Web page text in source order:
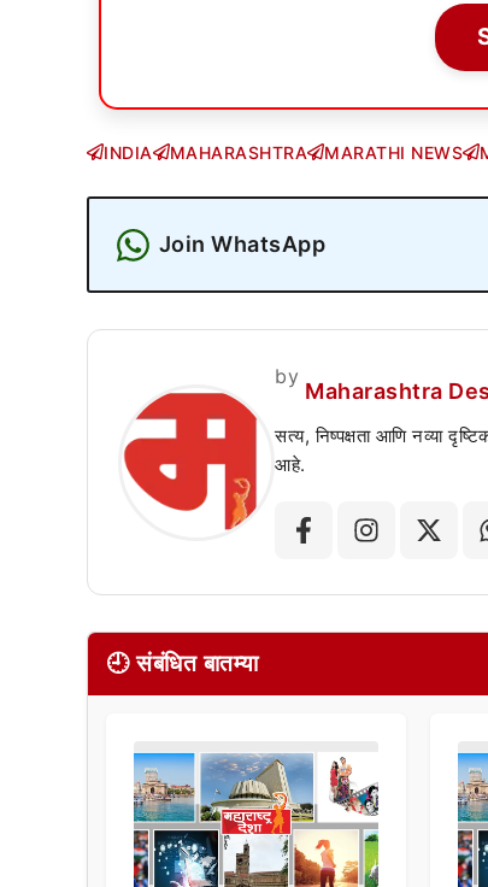
INDIA MAHARASHTRA MARATHI NEWS
Join WhatsApp
by
Maharashtra
सत्य, निष्पक्षता आणि नव्या
आहे.
🕘 संबंधित बातम्या